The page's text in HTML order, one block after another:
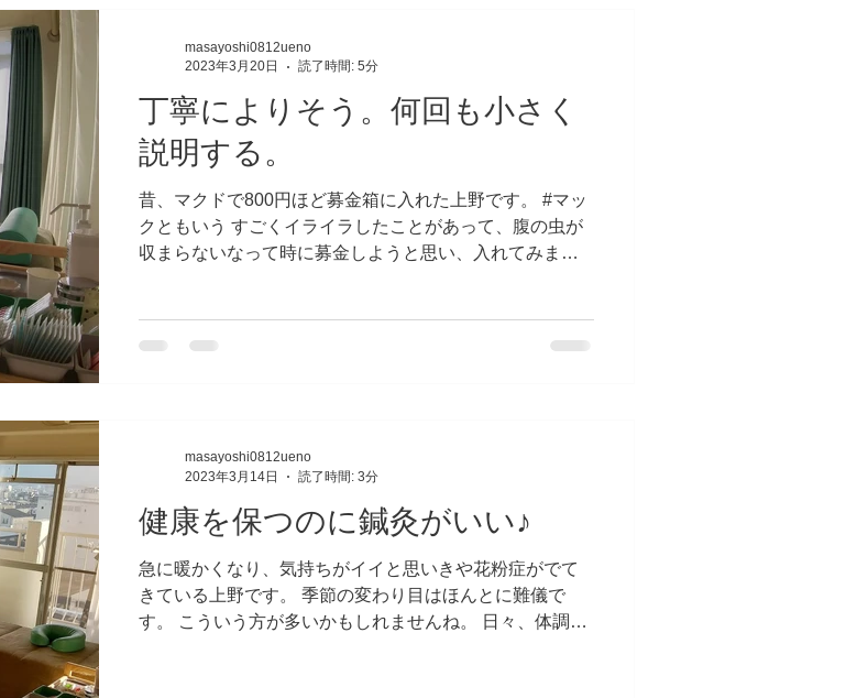
丁寧によりそう。何回も小さく
説明する。
昔、マクドで800円ほど募金箱に入れた上野です。 #マッ
クともいう すごくイライラしたことがあって、腹の虫が
収まらないなって時に募金しようと思い、入れてみまし
masayoshi0812ueno
2023年3月20日
読了時間: 5分
健康を保つのに鍼灸がいい♪
急に暖かくなり、気持ちがイイと思いきや花粉症がでて
きている上野です。 季節の変わり目はほんとに難儀で
す。 こういう方が多いかもしれませんね。 日々、体調を
masayoshi0812ueno
2023年3月14日
読了時間: 3分